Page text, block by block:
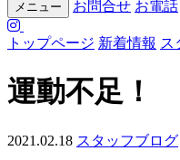
メニュー お問合せ お電話
トップページ 新着情報 ス
運動不足！
2021.02.18 スタッフブログ